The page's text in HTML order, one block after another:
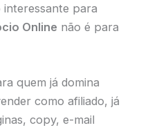
para
Online não é para
quem já domina
como afiliado, já
copy, e-mail